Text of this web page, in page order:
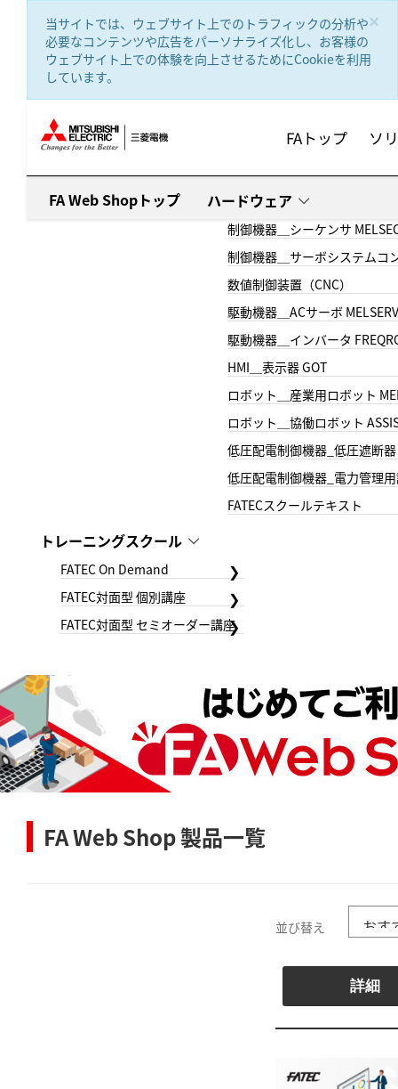
×
当サイトでは、ウェブサイト上でのトラフィックの分析や
必要なコンテンツや広告をパーソナライズ化し、お客様の
ウェブサイト上での体験を向上させるためにCookieを利用
しています。
FAトップ ソ
FA Web Shopトップ ハードウェア
制御機器＿シーケンサ
制御機器＿サーボシステムコ
数値制御装置（CNC）
駆動機器＿ACサーボ
駆動機器＿インバータ
HMI＿表示器 GOT
ロボット＿産業用ロボット
ロボット＿協働ロボット
低圧配電制御機器_低圧遮断器
低圧配電制御機器_電力管理
FATECスクールテキスト
トレーニングスクール
FATEC On Demand
FATEC対面型 個別講座
FATEC対面型 セミオーダー講座
FA Web Shop 製品一覧
並び替え
詳細